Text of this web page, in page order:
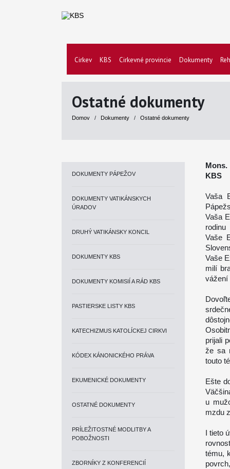
Cirkev KBS Cirkevné provincie Dokumenty
Ostatné dokumenty
Domov / Dokumenty / Ostatné dokumenty
DOKUMENTY PÁPEŽOV
DOKUMENTY VATIKÁNSKYCH
ÚRADOV
DRUHÝ VATIKÁNSKY KONCIL
DOKUMENTY KBS
DOKUMENTY KOMISIÍ A RÁD KBS
PASTIERSKE LISTY KBS
KATECHIZMUS KATOLÍCKEJ CIRKVI
KÓDEX KÁNONICKÉHO PRÁVA
EKUMENICKÉ DOKUMENTY
OSTATNÉ DOKUMENTY
PRÍLEŽITOSTNÉ MODLITBY A
POBOŽNOSTI
ZBORNÍKY Z KONFERENCIÍ
KBS
Vaša
Vaša
rodinu
Vaše
Vaše
milí
vážení
prijali
že sa
touto
Ešte
u
mzdu
I tieto
tému,